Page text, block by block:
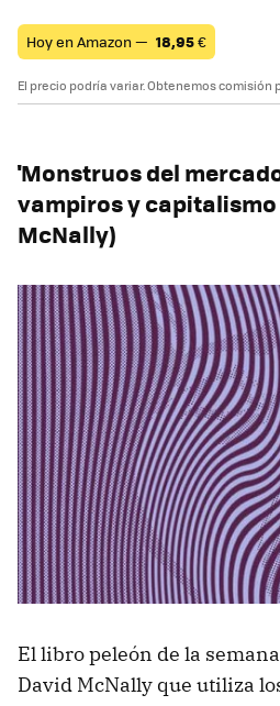
Hoy en Amazon — 18,95€
El precio podría variar. Obtenemos comisión
'Monstruos del
vampiros y
McNally)
El libro peleón de la
David McNally que utiliza